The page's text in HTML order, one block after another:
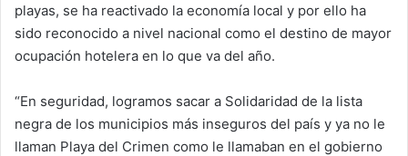
playas, se ha reactivado la economía local y por ello ha
sido reconocido a nivel nacional como el destino de mayor
ocupación hotelera en lo que va del año.
“En seguridad, logramos sacar a Solidaridad de la lista
negra de los municipios más inseguros del país y ya no le
llaman Playa del Crimen como le llamaban en el gobierno